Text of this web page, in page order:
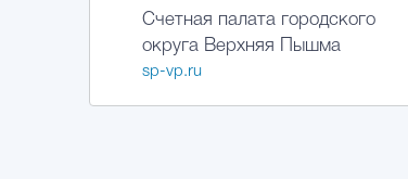
Счетная палата городского
округа Верхняя Пышма
sp-vp.ru